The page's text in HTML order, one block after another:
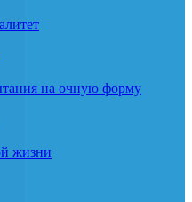
на очную форму
жизни